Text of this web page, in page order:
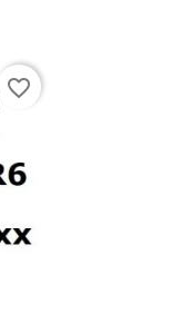
favorite_border